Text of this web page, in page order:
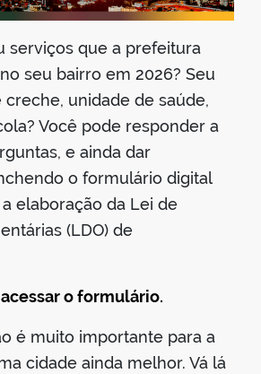
serviços que a prefeitura
seu bairro em 2026? Seu
creche, unidade de saúde,
Você pode responder a
e ainda dar
o formulário digital
elaboração da Lei de
(LDO) de
o formulário.
é muito importante para a
cidade ainda melhor. Vá lá